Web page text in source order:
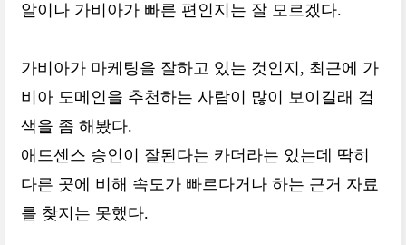
알이나 가비아가 빠른 편인지는 잘 모르겠다.
가비아가 마케팅을 잘하고 있는 것인지, 최근에 가
비아 도메인을 추천하는 사람이 많이 보이길래 검
색을 좀 해봤다.
애드센스 승인이 잘된다는 카더라는 있는데 딱히
다른 곳에 비해 속도가 빠르다거나 하는 근거 자료
를 찾지는 못했다.